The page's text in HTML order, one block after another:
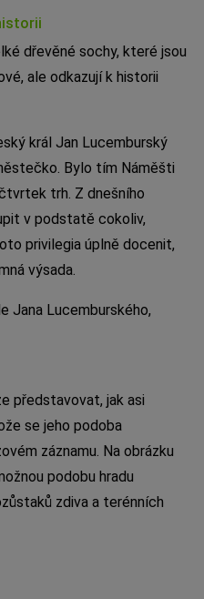
dřevěné sochy, které jsou
ale odkazují k historii
král Jan Lucemburský
Bylo tím Náměšti
trh. Z dnešního
v podstatě cokoliv,
privilegia úplně docenit,
výsada.
Jana Lucemburského,
představovat, jak asi
se jeho podoba
záznamu. Na obrázku
podobu hradu
zdiva a terénních